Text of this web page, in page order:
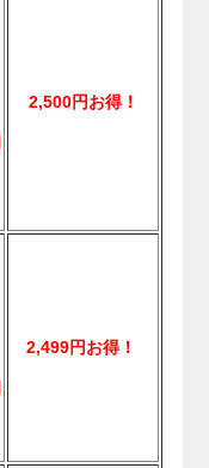
2,500円お得！
2,499円お得！